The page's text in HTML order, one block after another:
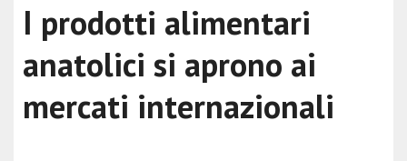
I prodotti alimentari
anatolici si aprono ai
mercati internazionali